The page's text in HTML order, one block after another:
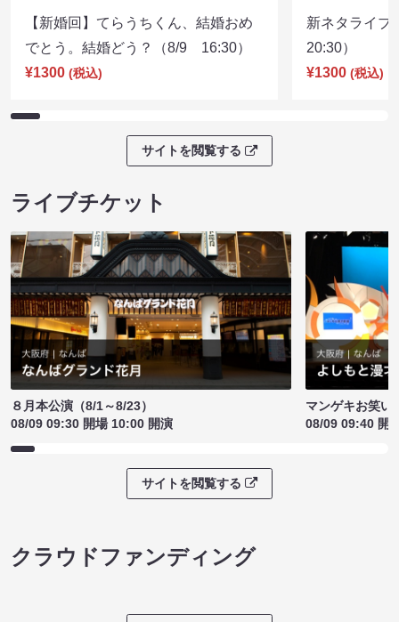
【新婚回】てらうちくん、結婚おめ
でとう。結婚どう？（8/9 16:30）
¥1300 (税込)
新ネタライ
20:30）
¥1300 (税込)
サイトを閲覧する
ライブチケット
８月本公演（8/1～8/23）
08/09 09:30 開場 10:00 開演
マンゲキお笑い
08/09 09:40 開
サイトを閲覧する
クラウドファンディング